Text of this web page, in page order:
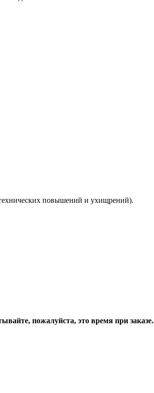
повышений и ухищрений).
пожалуйста, это время при заказе.